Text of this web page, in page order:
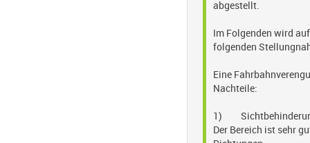
abgestellt.
Im Folgenden wird
folgenden
Eine
Nachteile:
1)
Der Bereich ist sehr